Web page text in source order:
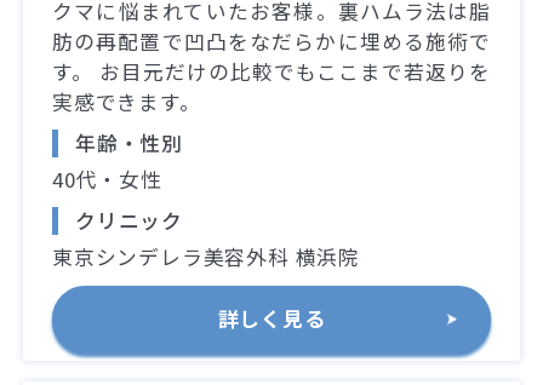
クマに悩まれていたお客様。裏ハムラ法は脂
肪の再配置で凹凸をなだらかに埋める施術で
す。 お目元だけの比較でもここまで若返りを
実感できます。
年齢・性別
40代・女性
クリニック
東京シンデレラ美容外科 横浜院
詳しく見る